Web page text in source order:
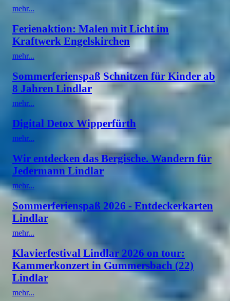
mehr...
Ferienaktion: Malen mit Licht im
Kraftwerk Engelskirchen
mehr...
Sommerferienspaß Schnitzen für Kinder ab
8 Jahren Lindlar
mehr...
Digital Detox Wipperfürth
mehr...
Wir entdecken das Bergische. Wandern für
Jedermann Lindlar
mehr...
Sommerferienspaß 2026 - Entdeckerkarten
Lindlar
mehr...
Klavierfestival Lindlar 2026 on tour:
Kammerkonzert in Gummersbach (22)
Lindlar
mehr...